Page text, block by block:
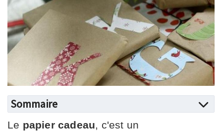
Sommaire
Le papier cadeau , c'est un